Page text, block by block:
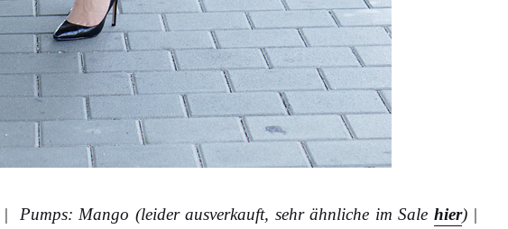
| Pumps: Mango (leider ausverkauft, sehr ähnliche im Sale hier) |